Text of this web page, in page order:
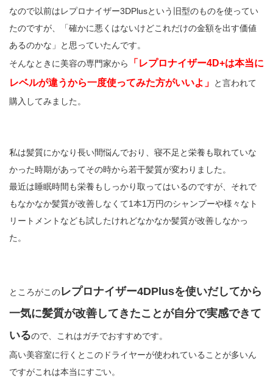
なので以前はレプロナイザー3DPlusという旧型のものを使ってい
たのですが、「確かに悪くはないけどこれだけの金額を出す価値
あるのかな」と思っていたんです。
そんなときに美容の専門家から
「レプロナイザー4D+は本当に
レベルが違うから一度使ってみた方がいいよ」
と言われて
購入してみました。
私は髪質にかなり長い間悩んでおり、寝不足と栄養も取れていな
かった時期があってその時から若干髪質が変わりました。
最近は睡眠時間も栄養もしっかり取ってはいるのですが、それで
もなかなか髪質が改善しなくて1本1万円のシャンプーや様々なト
リートメントなども試したけれどなかなか髪質が改善しなかっ
た。
ところがこのレプロナイザー4DPlusを使いだしてから
一気に髪質が改善してきたことが自分で実感できて
いるので、これはガチでおすすめです。
高い美容室に行くとこのドライヤーが使われていることが多いん
ですがこれは本当にすごい。